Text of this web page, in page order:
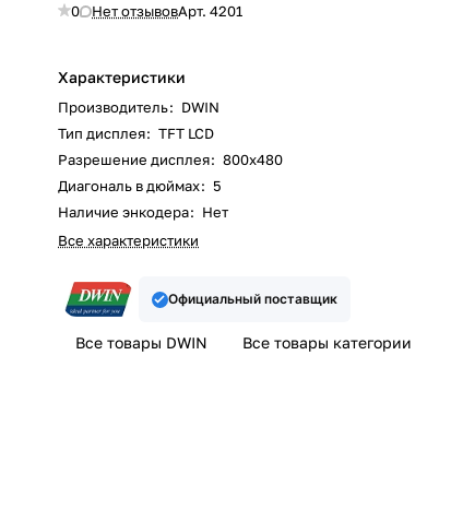
0 Нет отзывовАрт.4201
Характеристики
Производитель: DWIN
Тип дисплея: TFT LCD
Разрешение дисплея: 800х480
Диагональ в дюймах: 5
Наличие энкодера: Нет
Все характеристики
Официальный поставщик
Все товары DWIN Все товары категории